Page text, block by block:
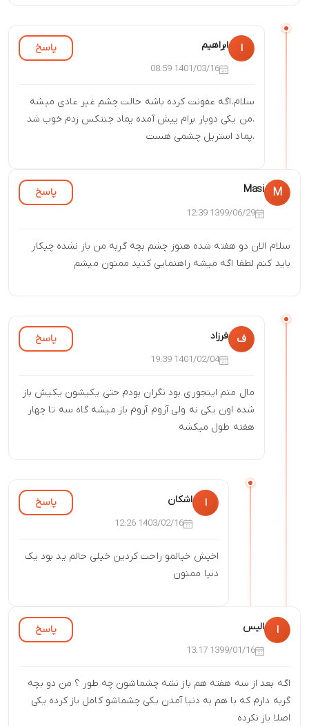
ا ابراهیم پاسخ
1401/03/16 08:59
سلام.اگه عفونت کرده باشه حالت چشم غیر عادی میشه
.من یکی دوبار برام پیش آمده پماد جنتکس زدم خوب شد
.پماد استریل چشمی هست
M
Masi پاسخ
1399/06/29 12:39
سلام الان دو هفته شده هنوز چشم بچه گربه من باز نشده چیکار
باید کنم لطفا اگه میشه راهنمایی کنید ممنون میشم
ف فرزاد پاسخ
1401/02/04 19:39
مال منم اینجوری بود نگران بودم حتی یکیشون یکیش باز
شده اون یکی نه ولی آروم آروم باز میشه گاه سه تا چهار
هفته طول میکشه
ا اشکان پاسخ
1403/02/16 12:26
اخیش خیالمو راحت کردین خیلی حالم ید بود یک
دنیا ممنون
ا الیس پاسخ
1399/01/16 13:17
اگه بعد از سه هفته هم باز نشه چشماشون چه طور ؟ من دو بچه
گربه دارم که با هم به دنیا آمدن یکی چشماشو کامل باز کرده یکی
اصلا باز نکرده